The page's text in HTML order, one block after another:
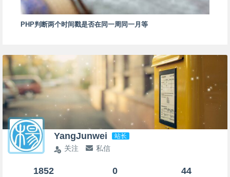
PHP判断两个时间戳是否在同一周同一月等
YangJunwei 站长
关注 私信
1852 0 44